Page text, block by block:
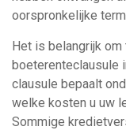
oorspronkelijke
Het is belangrijk
boeterenteclausule
clausule bepaalt
welke kosten u uw
Sommige